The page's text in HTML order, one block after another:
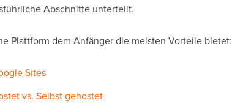
Abschnitte unterteilt.
Plattform dem Anfänger die meisten Vorteile bietet:
Sites
vs. Selbst gehostet